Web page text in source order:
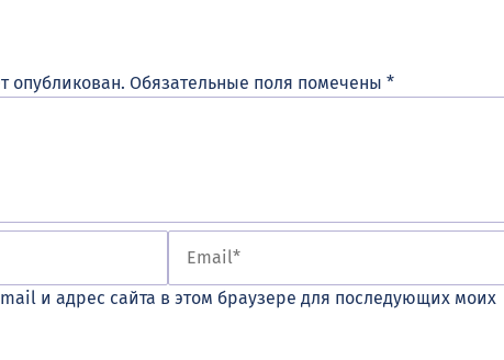
опубликован. Обязательные поля помечены *
и адрес сайта в этом браузере для последующих моих